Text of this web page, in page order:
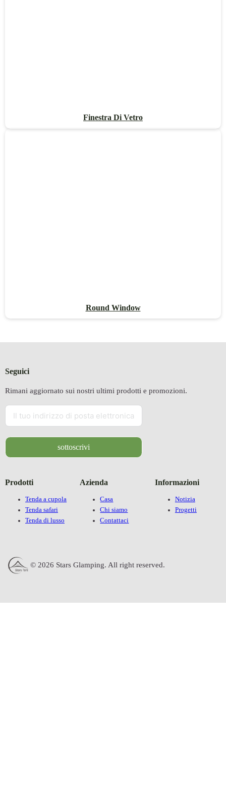
Finestra Di Vetro
Round Window
Prodotti
Tenda a cupola
Tenda safari
Tenda di lusso
Azienda
Casa
Chi siamo
Contattaci
Informazioni
Notizia
Progetti
Seguici
Rimani aggiornato sui nostri ultimi prodotti e promozioni.
sottoscrivi
© 2026 Stars Glamping. All right reserved.